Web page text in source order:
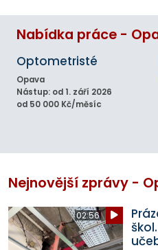
Nabídka práce -
Optometristé
Opava
Nástup: od 1. září 2026
od 50 000 Kč/měsíc
Nejnovější zprávy -
02:56